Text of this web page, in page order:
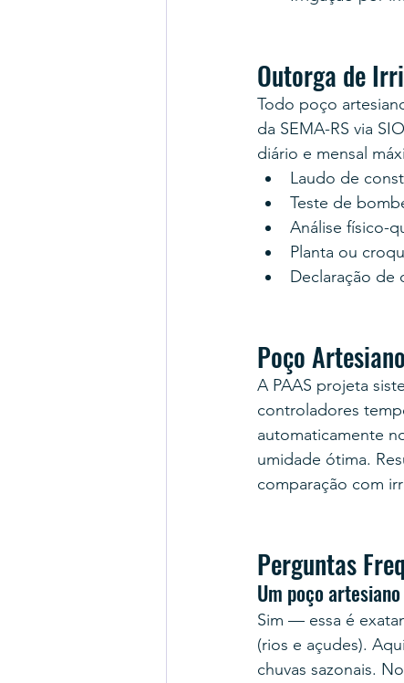
Outorga de
Todo poço
da SEMA-RS via
diário e mensal
Laudo de
Teste de
Análise físico-
Planta ou
Declaração de
Poço
A PAAS projeta
controladores
automaticamente
umidade ótima.
comparação com
Perguntas
Um poço
Sim — essa é
(rios e açudes).
chuvas sazonais.